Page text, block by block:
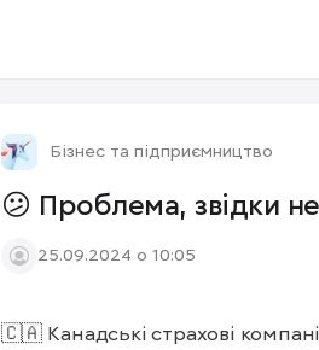
Бізнес та підприємництво
😕 Проблема, звідки
25.09.2024 о 10:05
🇨🇦 Канадські страхові